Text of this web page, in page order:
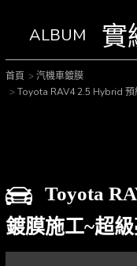
ALBUM 實
首頁
汽機車鍍膜
Toyota RAV4 2.5 Hybrid 預
Toyota
鍍膜施工~超